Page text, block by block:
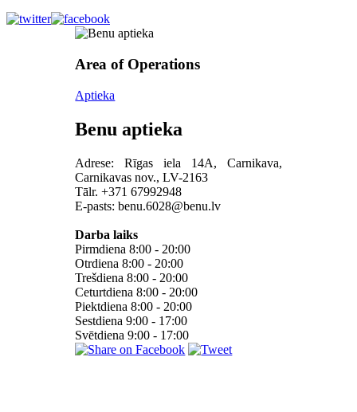
Area of Operations
Aptieka
Benu aptieka
Adrese: Rīgas iela 14A, Carnikava,
Carnikavas nov., LV-2163
Tālr. +371 67992948
E-pasts:benu.6028@benu.lv
Darba laiks
Pirmdiena 8:00 - 20:00
Otrdiena 8:00 - 20:00
Trešdiena 8:00 - 20:00
Ceturtdiena 8:00 - 20:00
Piektdiena 8:00 - 20:00
Sestdiena 9:00 - 17:00
Svētdiena 9:00 - 17:00